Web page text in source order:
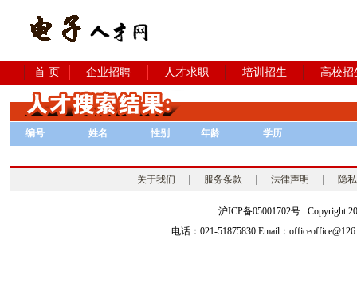
首 页 企业招聘 人才求职 培训招生 高校招
编号 姓名 性别 年龄 学历
关于我们 服务条款 法律声明 隐
沪ICP备05001702号 Copyright
电话：021-51875830 Email：